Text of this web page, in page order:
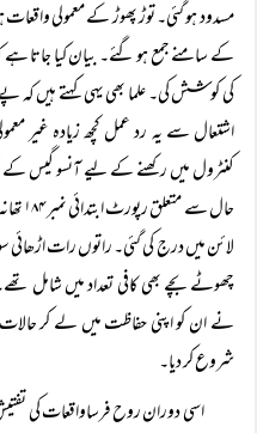
مسدود ہو گئی۔ توڑ پھوڑ کے معمولی
کے سامنے جمع ہو گئے۔ بیان کیا جاتا
کی کوشش کی۔ علما بھی یہی کہتے ہیں کہ
اشتعال سے یہ رد عمل کچھ زیادہ غیر
کنٹرول میں رکھنے کے لیے آنسو گیس
لائن میں درج کی گئی۔ راتوں رات
چھوٹے بچے بھی کافی تعداد میں شامل
نے ان کو اپنی حفاظت میں لے کر
شروع کر دیا۔
اسی دوران روح فرساواقعات کی